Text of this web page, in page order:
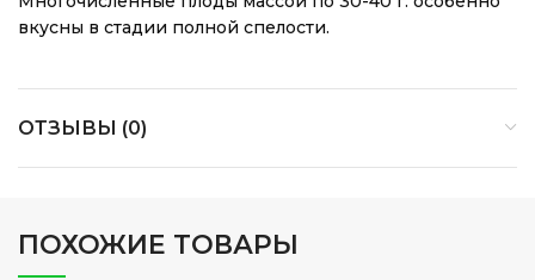
вкусны в стадии полной спелости.
ОТЗЫВЫ (0)
ПОХОЖИЕ ТОВАРЫ